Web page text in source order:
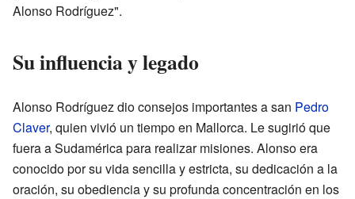
Alonso Rodríguez".
Su influencia y legado
Alonso Rodríguez dio consejos importantes a san Pedro
Claver, quien vivió un tiempo en Mallorca. Le sugirió que
fuera a Sudamérica para realizar misiones. Alonso era
conocido por su vida sencilla y estricta, su dedicación a la
oración, su obediencia y su profunda concentración en los